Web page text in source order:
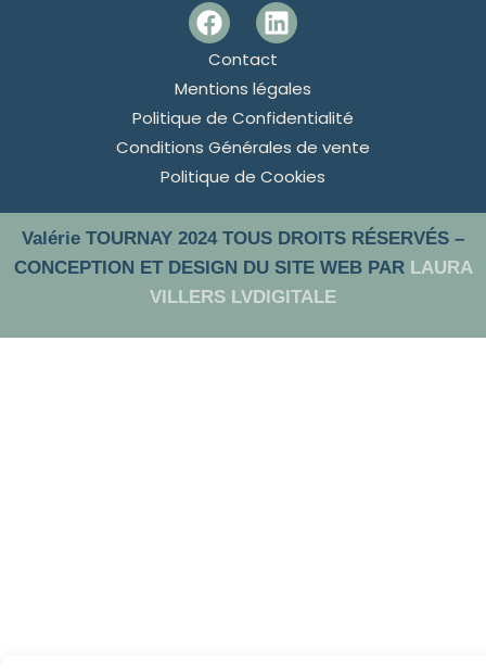
Contact
Mentions légales
Politique de Confidentialité
Conditions Générales de vente
Politique de Cookies
Valérie TOURNAY 2024 TOUS DROITS RÉSERVÉS –
CONCEPTION ET DESIGN DU SITE WEB PAR LAURA
VILLERS LVDIGITALE